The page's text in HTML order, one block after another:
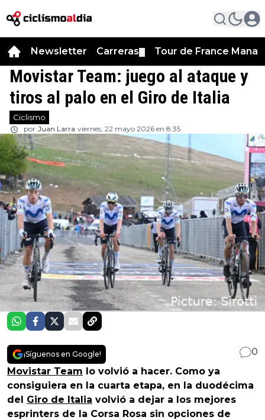
Newsletter Carreras Tour de France
Movistar Team: juego al ataque y
tiros al palo en el Giro de Italia
Ciclismo
por Juan Larra viernes, 22 mayo 2026 en 8:35
¡Síguenos en Google!
0
Movistar Team lo volvió a hacer. Como ya
consiguiera en la cuarta etapa, en la duodécima
del Giro de Italia volvió a dejar a los mejores
esprinters de la Corsa Rosa sin opciones de